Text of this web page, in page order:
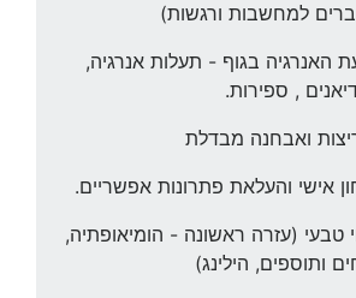
למחשבות ורגשות)
האנרגיה בגוף - תעלות אנרגיה,
, ספירות.
ואבחנה מבדלת
אישי והעלאת פתרונות אפשריים.
טבעי (עזרה ראשונה - הומיאופתיה,
ותוספים, הילינג)